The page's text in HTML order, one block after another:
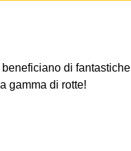
di fantastiche
gamma di rotte!